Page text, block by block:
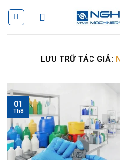
LƯU TRỮ TÁC GIẢ:
01
Th8